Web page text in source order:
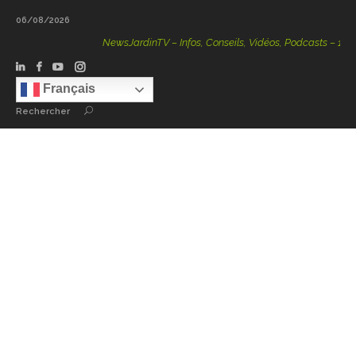
06/08/2026
NewsJardinTV – Infos, Conseils, Vidéos, Podcasts – 100 %
Français
Rechercher